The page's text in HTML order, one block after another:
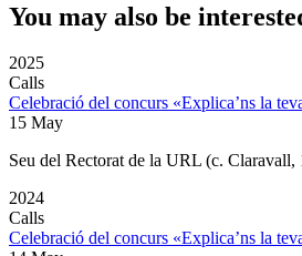
You may also be
2025
Calls
Celebració del concurs «Explica’ns la
15 May
Seu del Rectorat de la URL (c. Claravall,
2024
Calls
Celebració del concurs «Explica’ns la